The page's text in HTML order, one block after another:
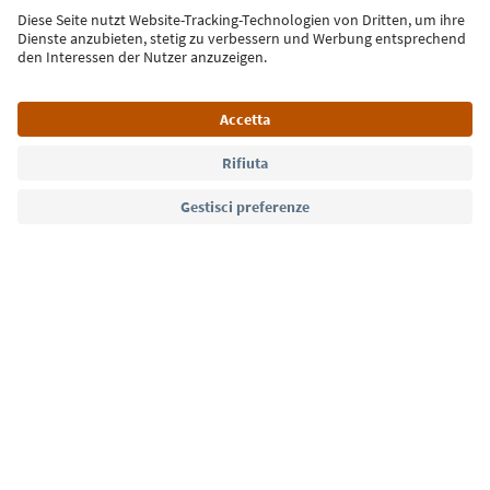
Iscriviti alla newsletter